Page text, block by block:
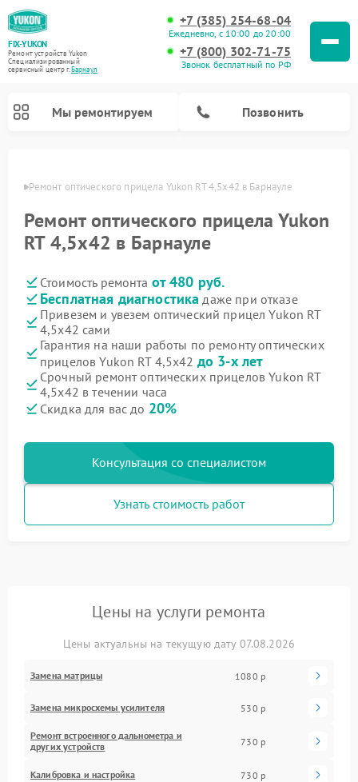
FIX-YUKON
Ремонт устройств Yukon
Специализированный
cервисный центр г.Барнаул
+7 (385) 254-68-04
Ежедневно, с 10:00 до 20:00
+7 (800) 302-71-75
Звонок бесплатный по РФ
Мы ремонтируем Позвонить
Ремонт оптического прицела Yukon RT 4,5х42 в Барнауле
Ремонт оптического прицела Yukon
RT 4,5х42 в Барнауле
Стоимость ремонта от 480 руб.
Бесплатная диагностика даже при отказе
Привезем и увезем оптический прицел Yukon RT
4,5х42 сами
Гарантия на наши работы по ремонту оптических
прицелов Yukon RT 4,5х42 до 3-х лет
Срочный ремонт оптических прицелов Yukon RT
4,5х42 в течении часа
Скидка для вас до 20%
Консультация со специалистом
Узнать стоимость работ
Цены на услуги ремонта
Цены актуальны на текущую дату 07.08.2026
Замена матрицы 1080 р
Замена микросхемы усилителя 530 р
Ремонт встроенного дальнометра и
других устройств
730 р
Калибровка и настройка 730 р